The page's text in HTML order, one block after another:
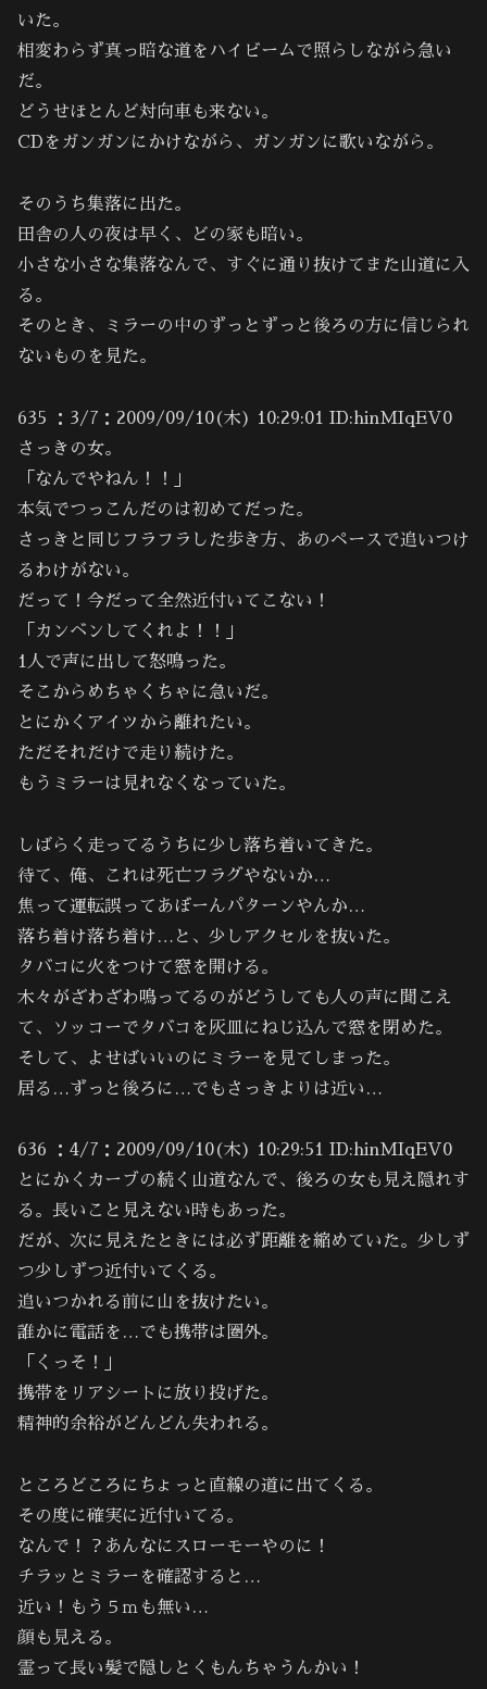
いた。
相変わらず真っ暗な道をハイビームで照らしながら急い
だ。
どうせほとんど対向車も来ない。
CDをガンガンにかけながら、ガンガンに歌いながら。
そのうち集落に出た。
田舎の人の夜は早く、どの家も暗い。
小さな小さな集落なんで、すぐに通り抜けてまた山道に入
る。
そのとき、ミラーの中のずっとずっと後ろの方に信じられ
ないものを見た。
635 ：3/7：2009/09/10(木) 10:29:01 ID:hinMIqEV0
さっきの女。
「なんでやねん！！」
本気でつっこんだのは初めてだった。
さっきと同じフラフラした歩き方、あのペースで追いつけ
るわけがない。
だって！今だって全然近付いてこない！
「カンベンしてくれよ！！」
1人で声に出して怒鳴った。
そこからめちゃくちゃに急いだ。
とにかくアイツから離れたい。
ただそれだけで走り続けた。
もうミラーは見れなくなっていた。
しばらく走ってるうちに少し落ち着いてきた。
待て、俺、これは死亡フラグやないか…
焦って運転誤ってあぼーんパターンやんか…
落ち着け落ち着け…と、少しアクセルを抜いた。
タバコに火をつけて窓を開ける。
木々がざわざわ鳴ってるのがどうしても人の声に聞こえ
て、ソッコーでタバコを灰皿にねじ込んで窓を閉めた。
そして、よせばいいのにミラーを見てしまった。
居る…ずっと後ろに…でもさっきよりは近い…
636 ：4/7：2009/09/10(木) 10:29:51 ID:hinMIqEV0
とにかくカーブの続く山道なんで、後ろの女も見え隠れす
る。長いこと見えない時もあった。
だが、次に見えたときには必ず距離を縮めていた。少しず
つ少しずつ近付いてくる。
追いつかれる前に山を抜けたい。
誰かに電話を…でも携帯は圏外。
「くっそ！」
携帯をリアシートに放り投げた。
精神的余裕がどんどん失われる。
ところどころにちょっと直線の道に出てくる。
その度に確実に近付いてる。
なんで！？あんなにスローモーやのに！
チラッとミラーを確認すると…
近い！もう５ｍも無い…
顔も見える。
霊って長い髪で隠しとくもんちゃうんかい！